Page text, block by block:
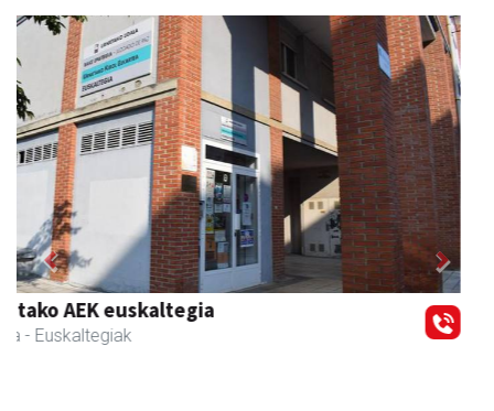
Barn trasteleku eta biltegi txikien alokairua
Urnieta - Trastelekuak
Previous Next